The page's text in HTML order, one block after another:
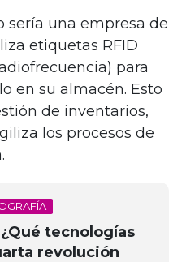
sería una empresa de
etiquetas RFID
para
en su almacén. Esto
de inventarios,
los procesos de
tecnologías
revolución